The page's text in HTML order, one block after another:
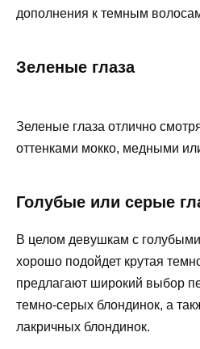
дополнения к темным
Зеленые глаза
Зеленые глаза отлично
оттенками мокко, медными
Голубые или серые
В целом девушкам с
хорошо подойдет крутая
предлагают широкий выбор
темно-серых блондинок, а
лакричных блондинок.